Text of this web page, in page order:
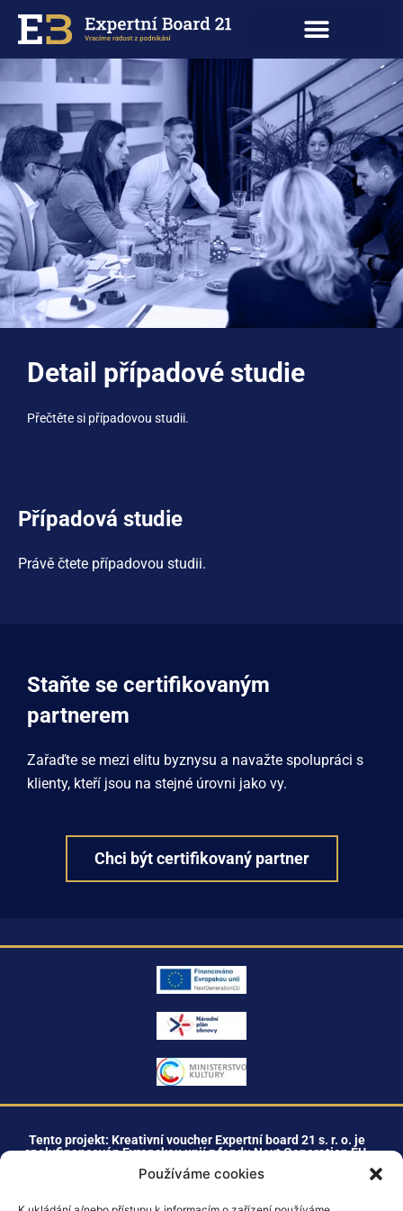
Používáme cookies
Detail případové studie
Přečtěte si případovou studii.
Případová studie
Právě čtete případovou studii.
Staňte se certifikovaným
partnerem
Zařaďte se mezi elitu byznysu a navažte spolupráci s
klienty, kteří jsou na stejné úrovni jako vy.
Chci být certifikovaný partner
Tento projekt: Kreativní voucher Expertní board 21 s. r. o. je
spolufinancován Evropskou unií z fondu Next Generation EU.